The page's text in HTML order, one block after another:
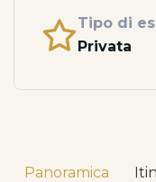
Tipo di
Privata
Panoramica